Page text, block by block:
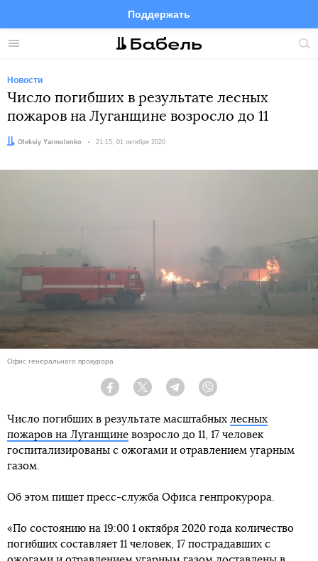
Меню
Поддержать
FacebookTelegramTwitter
Новости
Число погибших в результате лесных
пожаров на Луганщине возросло до 11
Автор:
Oleksiy Yarmolenko Дата:
21:15, 01 октября 2020
Офис генерального прокурора
Facebook Twitter Telegram
Число погибших в результате масштабных лесных
пожаров на Луганщине возросло до 11, 17 человек
госпитализированы с ожогами и отравлением угарным
газом.
Об этом пишет пресс-служба Офиса генпрокурора.
«По состоянию на 19:00 1 октября 2020 года количество
погибших составляет 11 человек, 17 пострадавших с